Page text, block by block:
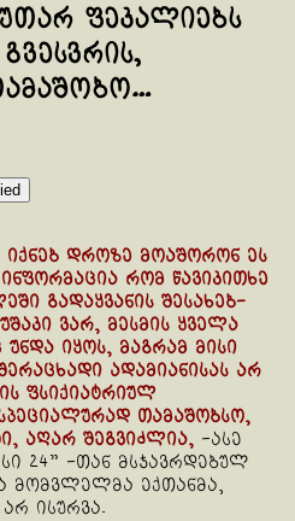
ფეკალიებს
დროზე მოაშორონ ეს
რომ წავიკითხე
გადაყვანის შესახებ-
ვარ, მესმის ყველა
იყოს, მაგრამ მისი
ადამიანისას არ
ფსიქიატრიულ
თამაშობსო,
აღარ შეგვიძლია, -ასე
24” -თან მსჯავრდებულ
მომვლელმა ექთანმა,
ისურვა.